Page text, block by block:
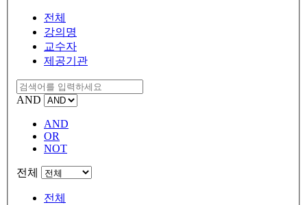
전체
강의명
교수자
제공기관
AND
AND
OR
NOT
전체
전체